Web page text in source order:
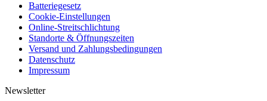
Batteriegesetz
Cookie-Einstellungen
Online-Streitschlichtung
Standorte & Öffnungszeiten
Versand und Zahlungsbedingungen
Datenschutz
Impressum
Newsletter